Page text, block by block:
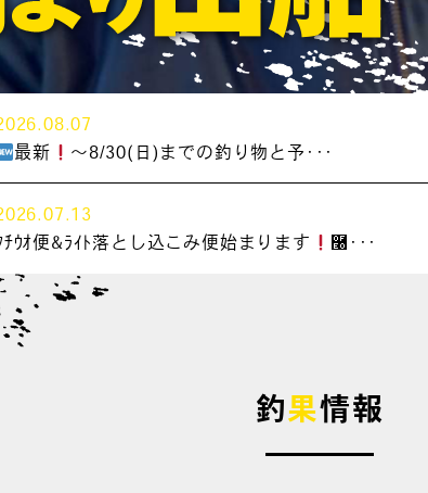
最新
～8/30(日)までの釣り物と予･･･
ﾁｳｵ便&ﾗｲﾄ落とし込こみ便始まります
࿠･･･
釣果情報